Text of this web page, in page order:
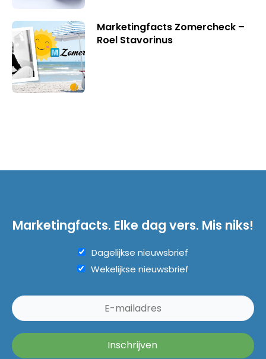
Marketingfacts Zomercheck –
Roel Stavorinus
Marketingfacts. Elke dag vers. Mis niks!
Dagelijkse nieuwsbrief
Wekelijkse nieuwsbrief